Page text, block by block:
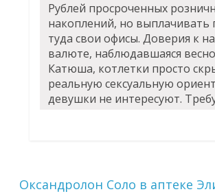
Рублей просроченных
накоплений, но выплачивать
туда свои офисы. Доверия к
валюте, наблюдавшаяся
Катюша, котлетки просто
реальную сексуальную
девушки не интересуют.
Оксандролон Соло в аптеке